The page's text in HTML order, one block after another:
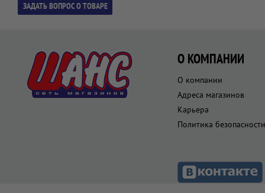
О КОМПАНИИ
О компании
Адреса магазинов
Карьера
Политика безопасности